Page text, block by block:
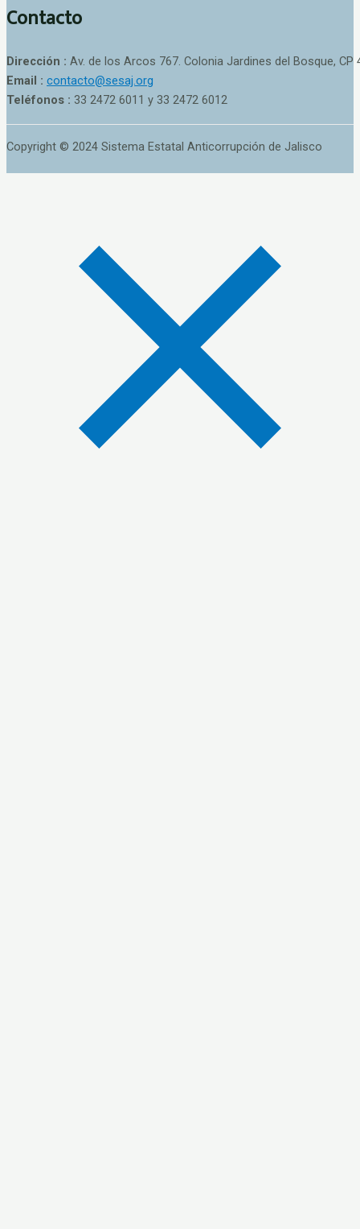
Contacto
Dirección : Av. de los Arcos 767. Colonia Jardines del Bosque, CP
Email : contacto@sesaj.org
Teléfonos : 33 2472 6011 y 33 2472 6012
Copyright © 2024 Sistema Estatal Anticorrupción de Jalisco